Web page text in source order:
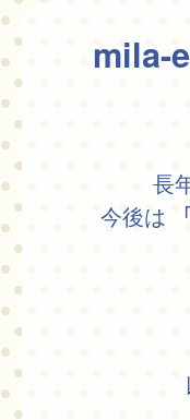
mila-
長
今後は